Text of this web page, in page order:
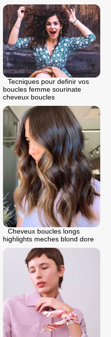
Tecniques pour definir vos
boucles femme sourinate
cheveux boucles
Cheveux boucles longs
highlights meches blond dore